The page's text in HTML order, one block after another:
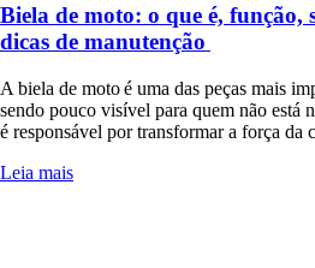
Biela de moto: o que é, função,
dicas de manutenção
A biela de moto é uma das peças mais
sendo pouco visível para quem não está
é responsável por transformar a força da
Leia mais